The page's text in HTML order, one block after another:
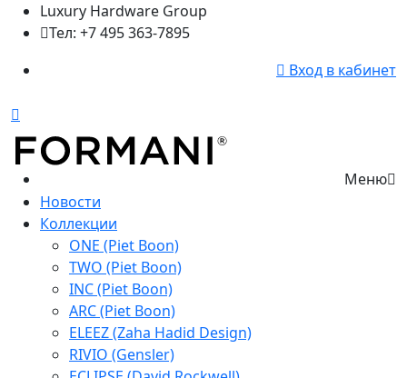
Luxury Hardware Group
Тел: +7 495 363-7895
Вход в кабинет
Меню
Новости
Коллекции
ONE (Piet Boon)
TWO (Piet Boon)
INC (Piet Boon)
ARC (Piet Boon)
ELEEZ (Zaha Hadid Design)
RIVIO (Gensler)